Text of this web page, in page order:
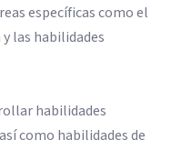
específicas como el
las habilidades
habilidades
como habilidades de